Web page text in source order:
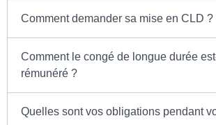
Comment demander sa mise en CLD ?
Comment le congé de longue durée
rémunéré ?
Quelles sont vos obligations pendant